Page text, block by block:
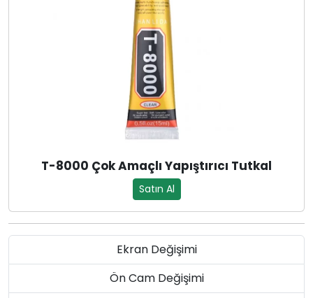
T-8000 Çok Amaçlı Yapıştırıcı Tutkal
Satın Al
Ekran Değişimi
Ön Cam Değişimi